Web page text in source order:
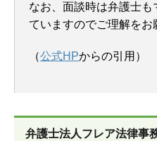
なお、面談時は弁護士
ていますのでご理解をお
（公式HPからの引用）
弁護士法人フレア法律事